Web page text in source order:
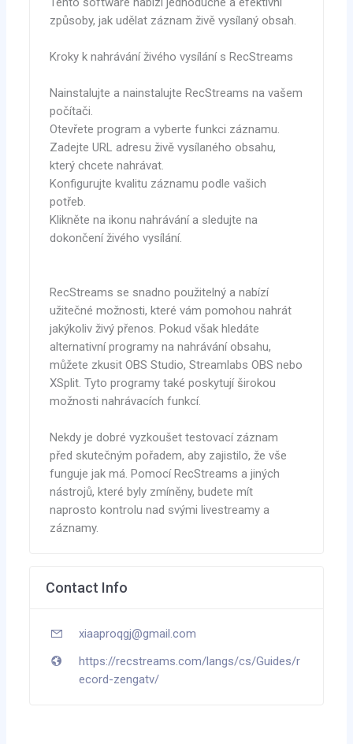
způsoby, jak udělat záznam živě vysílaný obsah.
Kroky k nahrávání živého vysílání s RecStreams
Nainstalujte a nainstalujte RecStreams na vašem
počítači.
Otevřete program a vyberte funkci záznamu.
Zadejte URL adresu živě vysílaného obsahu,
který chcete nahrávat.
Konfigurujte kvalitu záznamu podle vašich
potřeb.
Klikněte na ikonu nahrávání a sledujte na
dokončení živého vysílání.
RecStreams se snadno použitelný a nabízí
užitečné možnosti, které vám pomohou nahrát
jakýkoliv živý přenos. Pokud však hledáte
alternativní programy na nahrávání obsahu,
můžete zkusit OBS Studio, Streamlabs OBS nebo
XSplit. Tyto programy také poskytují širokou
možnosti nahrávacích funkcí.
Nekdy je dobré vyzkoušet testovací záznam
před skutečným pořadem, aby zajistilo, že vše
funguje jak má. Pomocí RecStreams a jiných
nástrojů, které byly zmíněny, budete mít
naprosto kontrolu nad svými livestreamy a
záznamy.
Contact Info
xiaaproqgj@gmail.com
https://recstreams.com/langs/cs/Guides/r
ecord-zengatv/